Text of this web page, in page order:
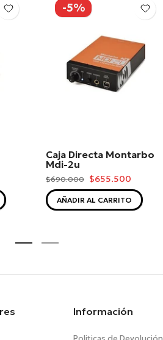
-5%
Caja Directa Montarbo
Mdi-2u
$690.000 $655.500
AÑADIR AL CARRITO
Información